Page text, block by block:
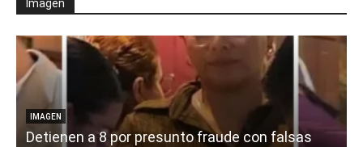
Imagen
IMAGEN
Detienen a 8 por presunto fraude con falsas